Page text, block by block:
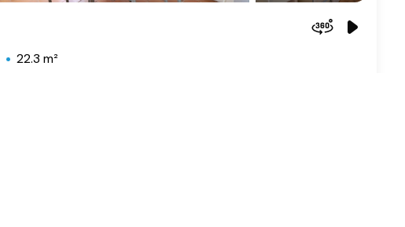
22.3 m²